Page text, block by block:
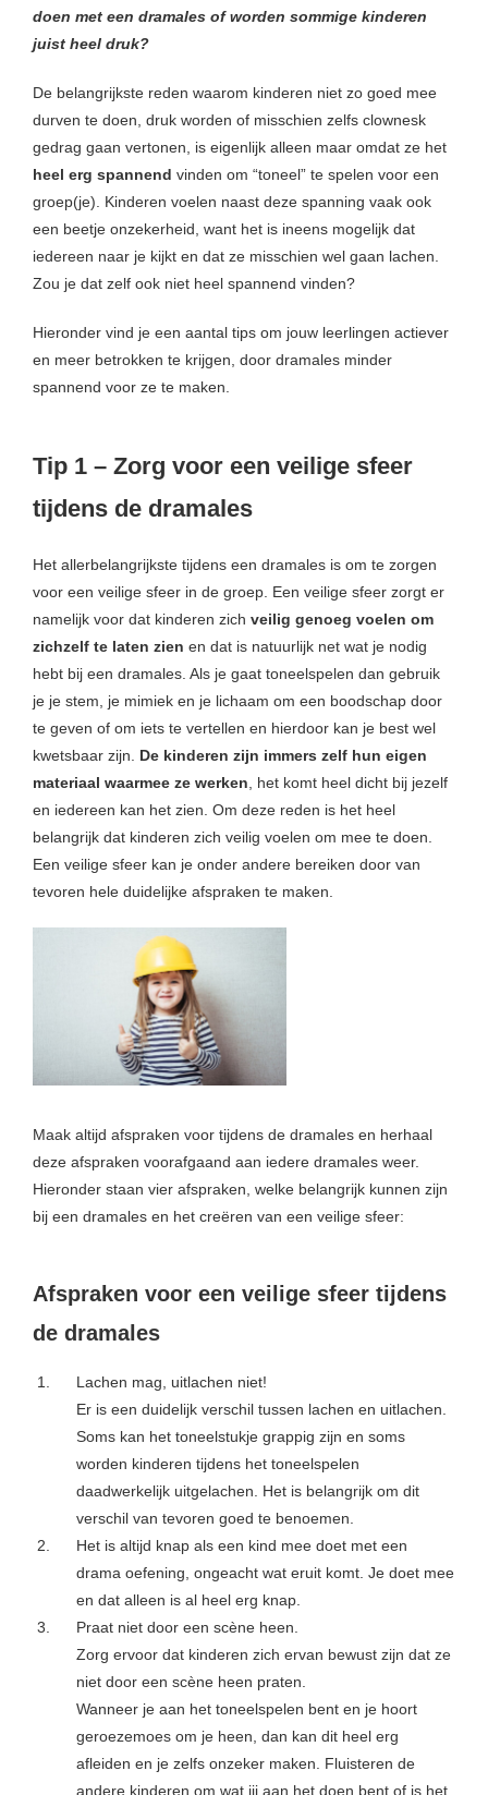
doen met een dramales of worden sommige kinderen
juist heel druk?
De belangrijkste reden waarom kinderen niet zo goed mee
durven te doen, druk worden of misschien zelfs clownesk
gedrag gaan vertonen, is eigenlijk alleen maar omdat ze het
heel erg spannend vinden om “toneel” te spelen voor een
groep(je). Kinderen voelen naast deze spanning vaak ook
een beetje onzekerheid, want het is ineens mogelijk dat
iedereen naar je kijkt en dat ze misschien wel gaan lachen.
Zou je dat zelf ook niet heel spannend vinden?
Hieronder vind je een aantal tips om jouw leerlingen actiever
en meer betrokken te krijgen, door dramales minder
spannend voor ze te maken.
Tip 1 – Zorg voor een veilige sfeer
tijdens de dramales
Het allerbelangrijkste tijdens een dramales is om te zorgen
voor een veilige sfeer in de groep. Een veilige sfeer zorgt er
namelijk voor dat kinderen zich veilig genoeg voelen om
zichzelf te laten zien en dat is natuurlijk net wat je nodig
hebt bij een dramales. Als je gaat toneelspelen dan gebruik
je je stem, je mimiek en je lichaam om een boodschap door
te geven of om iets te vertellen en hierdoor kan je best wel
kwetsbaar zijn.
De kinderen zijn immers zelf hun eigen
materiaal waarmee ze werken , het komt heel dicht bij jezelf
en iedereen kan het zien. Om deze reden is het heel
belangrijk dat kinderen zich veilig voelen om mee te doen.
Een veilige sfeer kan je onder andere bereiken door van
tevoren hele duidelijke afspraken te maken.
Maak altijd afspraken voor tijdens de dramales en herhaal
deze afspraken voorafgaand aan iedere dramales weer.
Hieronder staan vier afspraken, welke belangrijk kunnen zijn
bij een dramales en het creëren van een veilige sfeer:
Afspraken voor een veilige sfeer tijdens
de dramales
Lachen mag, uitlachen niet!
Er is een duidelijk verschil tussen lachen en uitlachen.
Soms kan het toneelstukje grappig zijn en soms
worden kinderen tijdens het toneelspelen
daadwerkelijk uitgelachen. Het is belangrijk om dit
verschil van tevoren goed te benoemen.
Het is altijd knap als een kind mee doet met een
drama oefening, ongeacht wat eruit komt. Je doet mee
en dat alleen is al heel erg knap.
Praat niet door een scène heen.
Zorg ervoor dat kinderen zich ervan bewust zijn dat ze
niet door een scène heen praten.
Wanneer je aan het toneelspelen bent en je hoort
geroezemoes om je heen, dan kan dit heel erg
afleiden en je zelfs onzeker maken. Fluisteren de
andere kinderen om wat jij aan het doen bent of is het